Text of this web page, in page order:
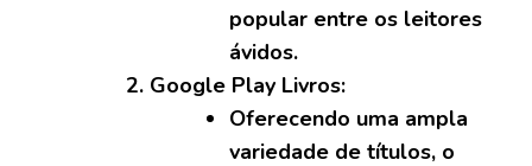
popular entre os leitores
ávidos.
Google Play Livros:
Oferecendo uma ampla
variedade de títulos, o